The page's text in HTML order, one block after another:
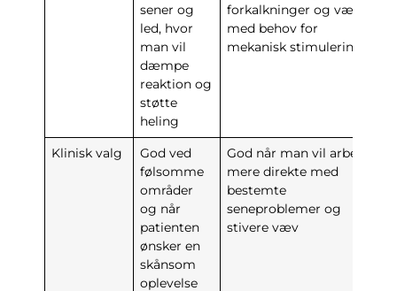
sener og
led, hvor
man vil
dæmpe
reaktion og
støtte
heling
forkalkninger og væv
med behov for
mekanisk stimulering
Klinisk valg
God ved
følsomme
områder
og når
patienten
ønsker en
skånsom
oplevelse
God når man vil arbejde
mere direkte med
bestemte
seneproblemer og
stivere væv